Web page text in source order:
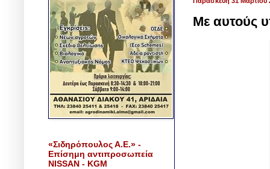
Με αυτούς
«Σιδηρόπουλος Α.Ε.» -
Επίσημη αντιπροσωπεία
NISSAN - KGM